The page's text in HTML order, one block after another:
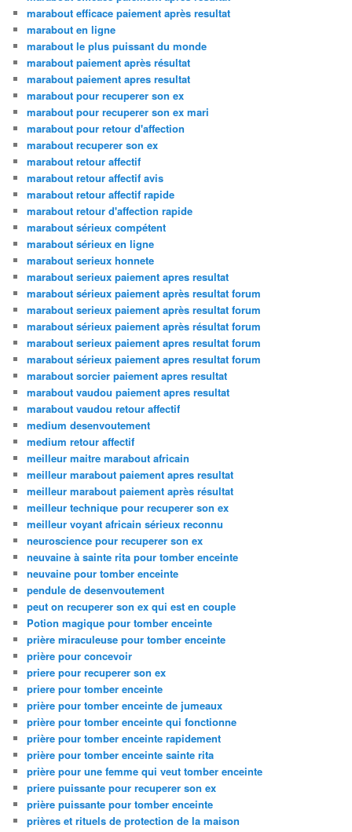
marabout efficace paiement après resultat
marabout en ligne
marabout le plus puissant du monde
marabout paiement après résultat
marabout paiement apres resultat
marabout pour recuperer son ex
marabout pour recuperer son ex mari
marabout pour retour d'affection
marabout recuperer son ex
marabout retour affectif
marabout retour affectif avis
marabout retour affectif rapide
marabout retour d'affection rapide
marabout sérieux compétent
marabout sérieux en ligne
marabout serieux honnete
marabout serieux paiement apres resultat
marabout sérieux paiement après resultat forum
marabout serieux paiement après resultat forum
marabout sérieux paiement après résultat forum
marabout serieux paiement apres resultat forum
marabout sérieux paiement apres resultat forum
marabout sorcier paiement apres resultat
marabout vaudou paiement apres resultat
marabout vaudou retour affectif
medium desenvoutement
medium retour affectif
meilleur maitre marabout africain
meilleur marabout paiement apres resultat
meilleur marabout paiement après résultat
meilleur technique pour recuperer son ex
meilleur voyant africain sérieux reconnu
neuroscience pour recuperer son ex
neuvaine à sainte rita pour tomber enceinte
neuvaine pour tomber enceinte
pendule de desenvoutement
peut on recuperer son ex qui est en couple
Potion magique pour tomber enceinte
prière miraculeuse pour tomber enceinte
prière pour concevoir
priere pour recuperer son ex
priere pour tomber enceinte
prière pour tomber enceinte de jumeaux
prière pour tomber enceinte qui fonctionne
prière pour tomber enceinte rapidement
prière pour tomber enceinte sainte rita
prière pour une femme qui veut tomber enceinte
priere puissante pour recuperer son ex
prière puissante pour tomber enceinte
prières et rituels de protection de la maison